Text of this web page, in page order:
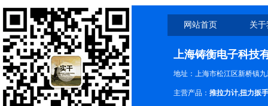
网站首页 关
上海铸衡电子科技
地址：上海市松江区新桥镇
主营产品： 推拉力计,扭力扳手